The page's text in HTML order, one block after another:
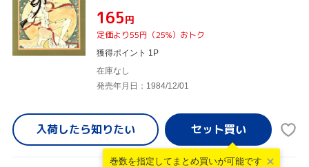
¥165円
定価より55円（25%）おトク
獲得ポイント 1P
在庫なし
発売年月日：1984/12/01
入荷したら知りたい
巻数を指定して まとめ買いが可能です